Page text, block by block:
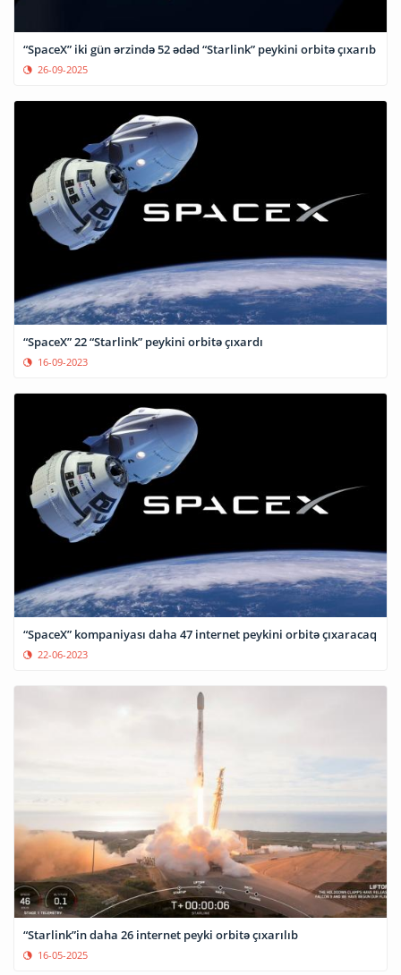
“SpaceX” iki gün ərzində 52 ədəd “Starlink” peykini orbitə çıxarıb
26-09-2025
“SpaceX” 22 “Starlink” peykini orbitə çıxardı
16-09-2023
“SpaceX” kompaniyası daha 47 internet peykini orbitə çıxaracaq
22-06-2023
“Starlink”in daha 26 internet peyki orbitə çıxarılıb
16-05-2025